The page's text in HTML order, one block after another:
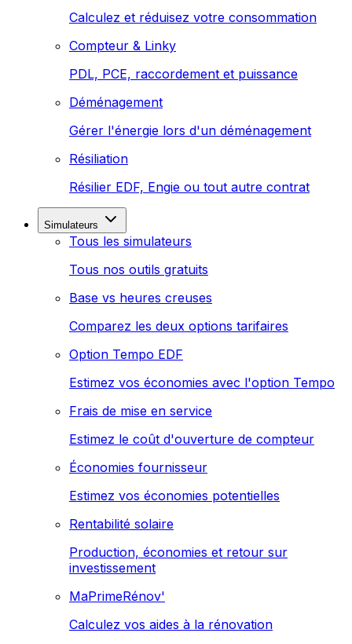
Calculez et réduisez votre consommation
Compteur & Linky
PDL, PCE, raccordement et puissance
Déménagement
Gérer l'énergie lors d'un déménagement
Résiliation
Résilier EDF, Engie ou tout autre contrat
Simulateurs
Tous les simulateurs
Tous nos outils gratuits
Base vs heures creuses
Comparez les deux options tarifaires
Option Tempo EDF
Estimez vos économies avec l'option Tempo
Frais de mise en service
Estimez le coût d'ouverture de compteur
Économies fournisseur
Estimez vos économies potentielles
Rentabilité solaire
Production, économies et retour sur
investissement
MaPrimeRénov'
Calculez vos aides à la rénovation